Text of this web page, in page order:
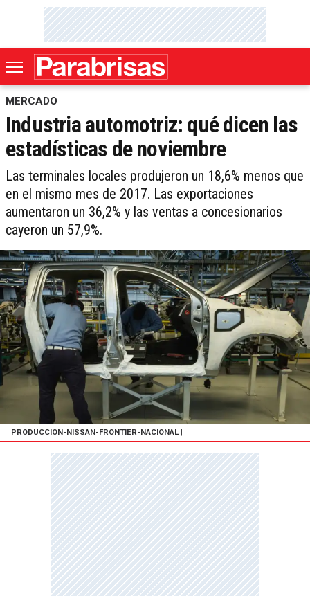
MERCADO
Industria automotriz: qué dicen las
estadísticas de noviembre
Las terminales locales produjeron un 18,6% menos que
en el mismo mes de 2017. Las exportaciones
aumentaron un 36,2% y las ventas a concesionarios
cayeron un 57,9%.
PRODUCCION-NISSAN-FRONTIER-NACIONAL